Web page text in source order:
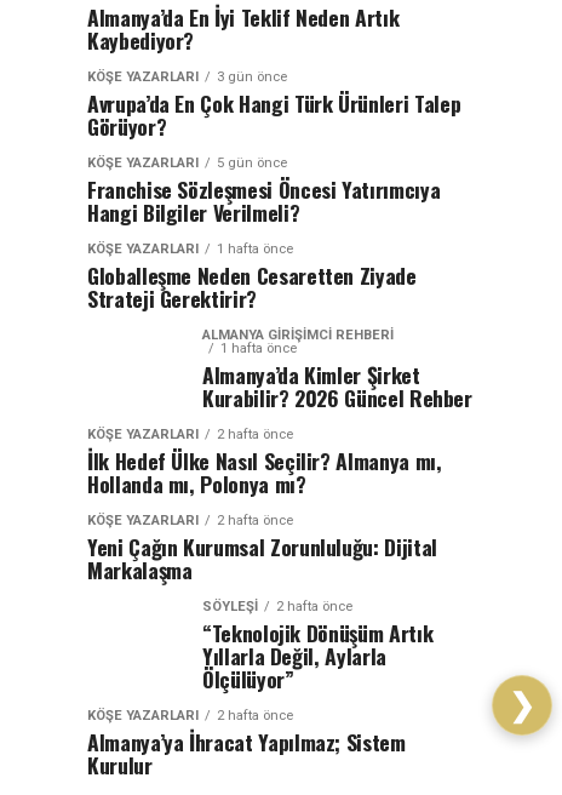
Almanya’da En İyi Teklif Neden Artık
Kaybediyor?
KÖŞE YAZARLARI 3 gün önce
Avrupa’da En Çok Hangi Türk Ürünleri Talep
Görüyor?
KÖŞE YAZARLARI 5 gün önce
Franchise Sözleşmesi Öncesi Yatırımcıya
Hangi Bilgiler Verilmeli?
KÖŞE YAZARLARI 1 hafta önce
Globalleşme Neden Cesaretten Ziyade
Strateji Gerektirir?
ALMANYA GIRIŞIMCI REHBERI
1 hafta önce
Almanya’da Kimler Şirket
Kurabilir? 2026 Güncel Rehber
KÖŞE YAZARLARI 2 hafta önce
İlk Hedef Ülke Nasıl Seçilir? Almanya mı,
Hollanda mı, Polonya mı?
KÖŞE YAZARLARI 2 hafta önce
Yeni Çağın Kurumsal Zorunluluğu: Dijital
Markalaşma
SÖYLEŞİ 2 hafta önce
“Teknolojik Dönüşüm Artık
Yıllarla Değil, Aylarla
Ölçülüyor”
KÖŞE YAZARLARI 2 hafta önce
Almanya’ya İhracat Yapılmaz; Sistem
Kurulur
❯